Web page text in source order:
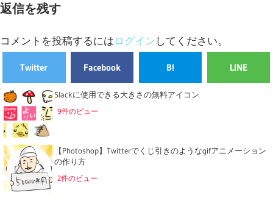
返信を残す
コメントを投稿するにはログインしてください。
Twitter Facebook B! LINE
Slackに使用できる大きさの無料アイコン
9件のビュー
【Photoshop】Twitterでくじ引きのようなgifアニメーション
の作り方
2件のビュー